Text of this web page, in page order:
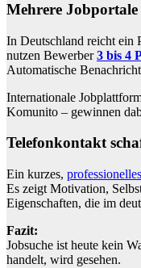
Mehrere
In Deutschland reicht ein
nutzen Bewerber3 bis 4
Automatische
Internationale
Komunito – gewinnen
Telefonkontakt
Ein kurzes, professionelles
Es zeigt Motivation,
Eigenschaften, die im
Fazit:
Jobsuche ist heute kein
handelt, wird gesehen.